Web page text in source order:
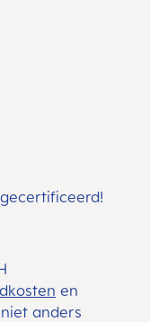
en
anders